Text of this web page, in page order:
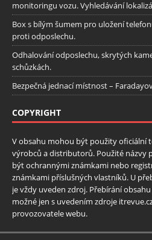
monitoringu vozu. Vyhledávání
Box s bílým šumem pro uložení
proti odposlechu.
Odhalování odposlechu, skrytých
schůzkách.
Bezpečná jednací místnost –
COPYRIGHT
V obsahu mohou být použity oficiální
výrobců a distributorů. Použité názvy
být ochrannými známkami nebo
známkami příslušných vlastníků. U
je vždy uveden zdroj. Přebírání
možné jen s uvedením zdroje
provozovatele webu.